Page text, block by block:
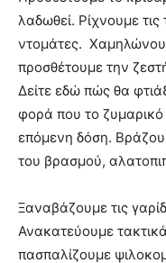
λαδωθεί. Ρίχνουμε τις
ντομάτες.
προσθέτουμε την
Δείτε εδώ πώς θα
φορά που το ζυμαρικό
επόμενη δόση.
του βρασμού,
Ξαναβάζουμε τις
Ανακατεύουμε
πασπαλίζουμε